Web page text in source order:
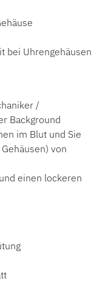
bei Uhrengehäusen
/
Background
im Blut und Sie
von
einen lockeren